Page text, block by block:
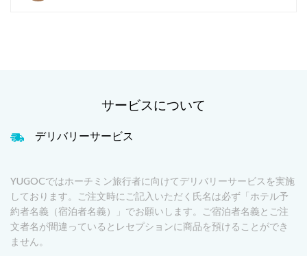
サービスについて
デリバリーサービス
YUGOCではホーチミン旅行者に向けてデリバリーサービスを実施
しております。ご注文時にご記入いただく氏名は必ず「ホテル予
約者名義（宿泊者名義）」でお願いします。ご宿泊者名義とご注
文者名が間違っているとレセプションに商品を預けることができ
ません。